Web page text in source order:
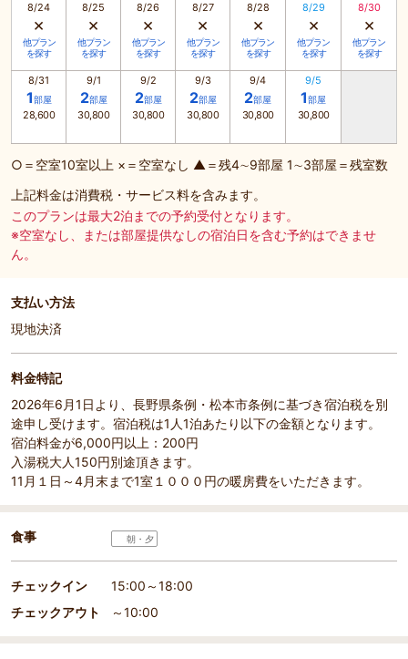
8/24
×
他プラン
を探す
8/25
×
他プラン
を探す
8/26
×
他プラン
を探す
8/27
×
他プラン
を探す
8/28
×
他プラン
を探す
8/29
×
他プラン
を探す
8/30
×
他プラン
を探す
8/31
1部屋
28,600
9/1
2部屋
30,800
9/2
2部屋
30,800
9/3
2部屋
30,800
9/4
2部屋
30,800
9/5
1部屋
30,800
○＝空室10室以上 ×＝空室なし ▲＝残4∼9部屋 1∼3部屋＝残室数
上記料金は消費税・サービス料を含みます。
このプランは最大2泊までの予約受付となります。
※空室なし、または部屋提供なしの宿泊日を含む予約はできませ
ん。
支払い方法
現地決済
料金特記
2026年6月1日より、長野県条例・松本市条例に基づき宿泊税を別
途申し受けます。宿泊税は1人1泊あたり以下の金額となります。
宿泊料金が6,000円以上：200円
入湯税大人150円別途頂きます。
11月１日～4月末まで1室１０００円の暖房費をいただきます。
食事 朝・夕
チェックイン
15:00～18:00
チェックアウト
～10:00